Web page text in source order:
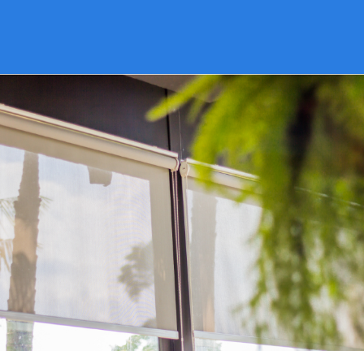
VER CATÁLOGO